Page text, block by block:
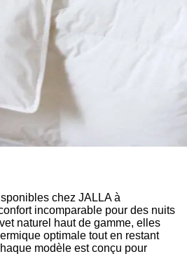
chez JALLA à
incomparable pour des nuits
naturel haut de gamme, elles
optimale tout en restant
modèle est conçu pour